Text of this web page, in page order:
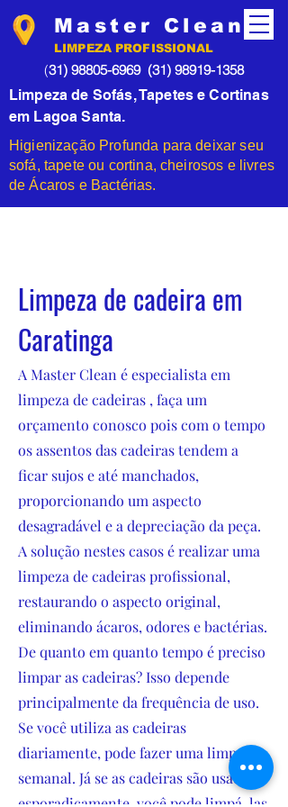
Master Clean
(31) 98805-6969 (31) 98919-1358
LIMPEZA PROFISSIONAL
Limpeza de Sofás, Tapetes e Cortinas
em Lagoa Santa.
Higienização Profunda para deixar seu
sofá, tapete ou cortina, cheirosos e livres
de Ácaros e Bactérias.
Limpeza de cadeira em
Caratinga
A Master Clean é especialista em
limpeza de cadeiras , faça um
orçamento conosco pois com o tempo
os assentos das cadeiras tendem a
ficar sujos e até manchados,
proporcionando um aspecto
desagradável e a depreciação da peça.
A solução nestes casos é realizar uma
limpeza de cadeiras profissional,
restaurando o aspecto original,
eliminando ácaros, odores e bactérias.
De quanto em quanto tempo é preciso
limpar as cadeiras? Isso depende
principalmente da frequência de uso.
Se você utiliza as cadeiras
diariamente, pode fazer uma limpeza
semanal. Já se as cadeiras são usadas
esporadicamente, você pode limpá-las